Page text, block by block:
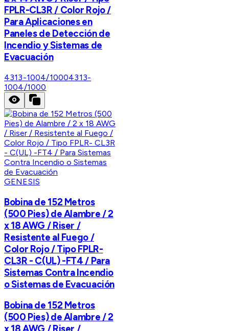
FPLR-CL3R / Color Rojo /
Para Aplicaciones en
Paneles de Detección de
Incendio y Sistemas de
Evacuación
4313-1004/10004313-
1004/1000
GENESIS
Bobina de 152 Metros
(500 Pies) de Alambre / 2
x 18 AWG / Riser /
Resistente al Fuego /
Color Rojo / Tipo FPLR-
CL3R - C(UL) -FT4 / Para
Sistemas Contra Incendio
o Sistemas de Evacuación
Bobina de 152 Metros
(500 Pies) de Alambre / 2